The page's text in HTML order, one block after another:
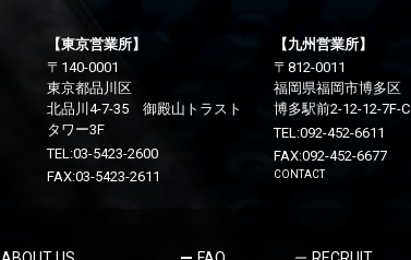
【東京営業所】
〒140-0001
東京都品川区
北品川4-7-35 御殿山トラスト
タワー3F
TEL:03-5423-2600
FAX:03-5423-2611
【九州営業所】
〒812-0011
福岡県福岡市博多区
博多駅前2-12-12-7F-C
TEL:092-452-6611
FAX:092-452-6677
CONTACT